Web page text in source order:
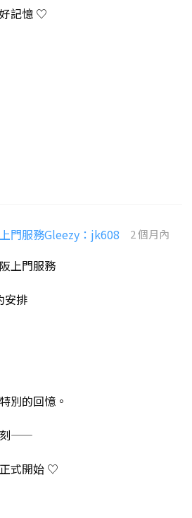
記憶 ♡
門服務Gleezy：jk608 2 個月內
上門服務
安排
別的回憶。
刻——
式開始 ♡